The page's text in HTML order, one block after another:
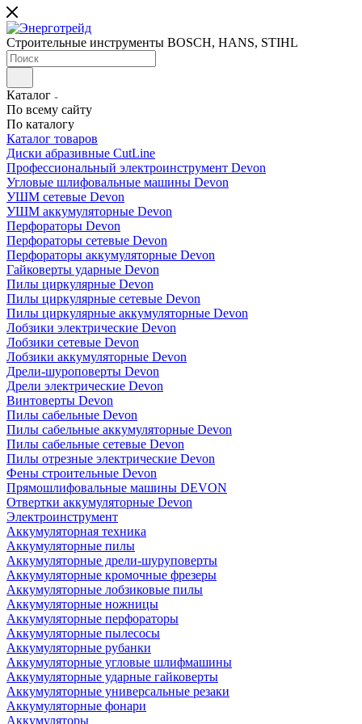
Строительные инструменты BOSCH, HANS, STIHL
Каталог
По всему сайту
По каталогу
Каталог товаров
Диски абразивные CutLine
Профессиональный электроинструмент Devon
Угловые шлифовальные машины Devon
УШМ сетевые Devon
УШМ аккумуляторные Devon
Перфораторы Devon
Перфораторы сетевые Devon
Перфораторы аккумуляторные Devon
Гайковерты ударные Devon
Пилы циркулярные Devon
Пилы циркулярные сетевые Devon
Пилы циркулярные аккумуляторные Devon
Лобзики электрические Devon
Лобзики сетевые Devon
Лобзики аккумуляторные Devon
Дрели-шуроповерты Devon
Дрели электрические Devon
Винтоверты Devon
Пилы сабельные Devon
Пилы сабельные аккумуляторные Devon
Пилы сабельные сетевые Devon
Пилы отрезные электрические Devon
Фены строительные Devon
Прямошлифовальные машины DEVON
Отвертки аккумуляторные Devon
Электроинструмент
Аккумуляторная техника
Аккумуляторные пилы
Аккумуляторные дрели-шуруповерты
Аккумуляторные кромочные фрезеры
Аккумуляторные лобзиковые пилы
Аккумуляторные ножницы
Аккумуляторные перфораторы
Аккумуляторные пылесосы
Аккумуляторные рубанки
Аккумуляторные угловые шлифмашины
Аккумуляторные ударные гайковерты
Аккумуляторные универсальные резаки
Аккумуляторные фонари
Аккумуляторы